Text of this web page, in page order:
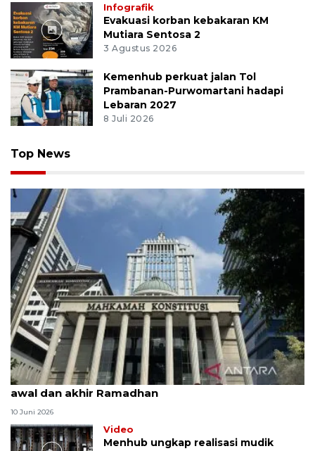
Infografik
Evakuasi korban kebakaran KM
Mutiara Sentosa 2
3 Agustus 2026
Kemenhub perkuat jalan Tol
Prambanan-Purwomartani hadapi
Lebaran 2027
8 Juli 2026
Top News
MK uji materi UU Peradilan Agama perihal isbat
awal dan akhir Ramadhan
10 Juni 2026
Video
Menhub ungkap realisasi mudik